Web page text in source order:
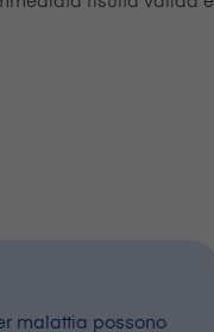
malattia possono